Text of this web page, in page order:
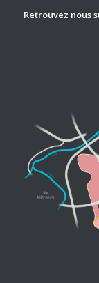
Retrouvez nous